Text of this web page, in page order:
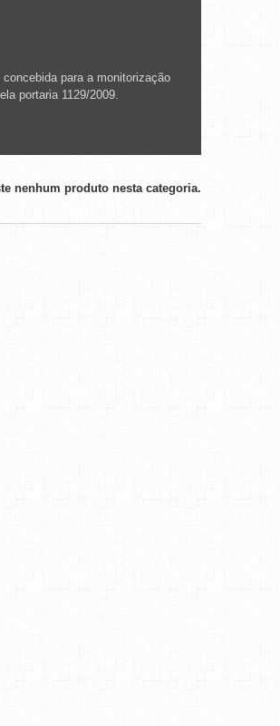
para a monitorização
portaria 1129/2009.
nenhum produto nesta categoria.